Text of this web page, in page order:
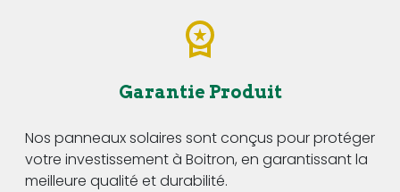
Garantie Produit
Nos panneaux solaires sont conçus pour protéger
votre investissement à Boitron, en garantissant la
meilleure qualité et durabilité.